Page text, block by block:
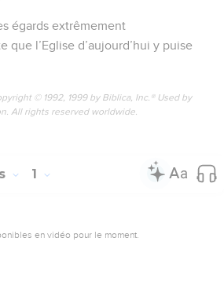
égards extrêmement
que l’Eglise d’aujourd’hui y puise
© 1992, 1999 by Biblica, Inc.® Used by
All rights reserved worldwide.
1
en vidéo pour le moment.